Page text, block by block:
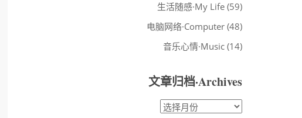
生活随感·My Life (59)
电脑网络·Computer (48)
音乐心情·Music (14)
文章归档·Archives